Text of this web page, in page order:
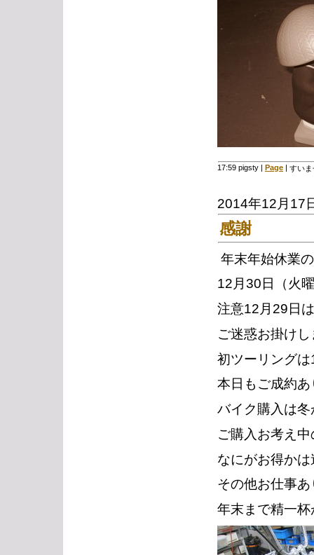
17:59 pigsty | Page | すい
2014年12月17
感謝
年末年始休業
12月30日（火
注意12月29日
ご迷惑お掛け
初ツーリング
本日もご成約
バイク購入は
ご購入お考え
なにがお得か
その他お仕事
年末まで精一